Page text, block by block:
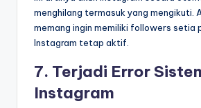
menghilang termasuk yang mengikuti.
memang ingin memiliki followers setia
Instagram tetap aktif.
7. Terjadi Error
Instagram